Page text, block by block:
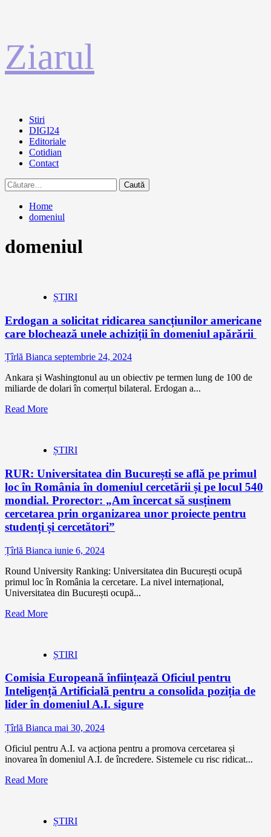
la
conținut
Ziarul
Primary
Menu
Stiri
DIGI24
Editoriale
Cotidian
Contact
Caută
după:
Home
domeniul
domeniul
ȘTIRI
Erdogan a solicitat ridicarea sancțiunilor americane
care blochează unele achiziții în domeniul apărării
Țîrlă Bianca septembrie 24, 2024
Ankara și Washingtonul au un obiectiv pe termen lung de 100 de
miliarde de dolari în comerțul bilateral. Erdogan a...
Read More
ȘTIRI
RUR: Universitatea din București se află pe primul
loc în România în domeniul cercetării și pe locul 540
mondial. Prorector: „Am încercat să susținem
cercetarea prin organizarea unor proiecte pentru
studenți și cercetători”
Țîrlă Bianca iunie 6, 2024
Round University Ranking: Universitatea din București ocupă
primul loc în România la cercetare. La nivel internațional,
Universitatea din București ocupă...
Read More
ȘTIRI
Comisia Europeană înființează Oficiul pentru
Inteligență Artificială pentru a consolida poziția de
lider în domeniul A.I. sigure
Țîrlă Bianca mai 30, 2024
Oficiul pentru A.I. va acționa pentru a promova cercetarea și
inovarea în domeniul A.I. de încredere. Sistemele cu risc ridicat...
Read More
ȘTIRI